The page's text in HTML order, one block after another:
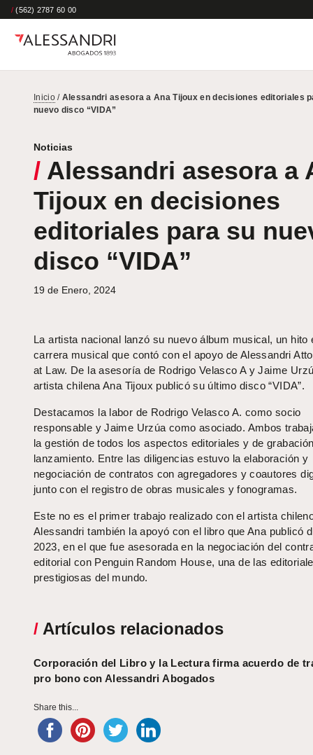
/ (562) 2787 60 00
Inicio/ Alessandri asesora a Ana Tijoux en decisiones editoriales
nuevo disco “VIDA”
Noticias
/ Alessandri asesora a
Tijoux en decisiones
editoriales para su
disco “VIDA”
19 de Enero, 2024
La artista nacional lanzó su nuevo álbum musical, un hito
carrera musical que contó con el apoyo de Alessandri
at Law. De la asesoría de Rodrigo Velasco A y Jaime
artista chilena Ana Tijoux publicó su último disco “VIDA”.
Destacamos la labor de Rodrigo Velasco A. como socio
responsable y Jaime Urzúa como asociado. Ambos
la gestión de todos los aspectos editoriales y de
lanzamiento. Entre las diligencias estuvo la elaboración y
negociación de contratos con agregadores y coautores
junto con el registro de obras musicales y fonogramas.
Este no es el primer trabajo realizado con el artista
Alessandri también la apoyó con el libro que Ana publicó
2023, en el que fue asesorada en la negociación del
editorial con Penguin Random House, una de las
prestigiosas del mundo.
/ Artículos relacionados
Corporación del Libro y la Lectura firma acuerdo de
pro bono con Alessandri Abogados
Share this...